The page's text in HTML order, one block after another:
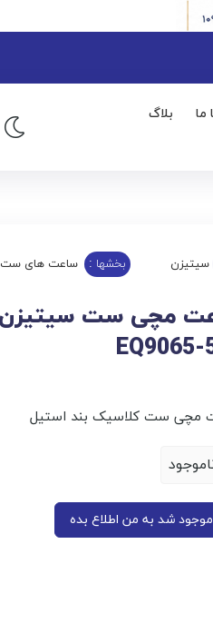
ما
بلاگ
سیتیزن بخشها : ساعت های ست
EQ9065-
مچی ست کلاسیک بند استیل
موجود شد به من اطلاع بده